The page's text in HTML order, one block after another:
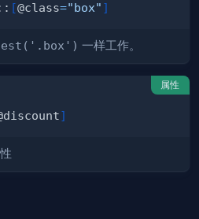
[@class="box" ]
一样工作。
属性
]